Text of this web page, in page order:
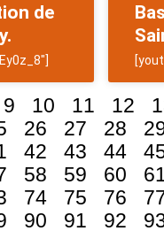
de
9 10 11 12
26 27 28
42 43 44
58 59 60
74 75 76
90 91 92